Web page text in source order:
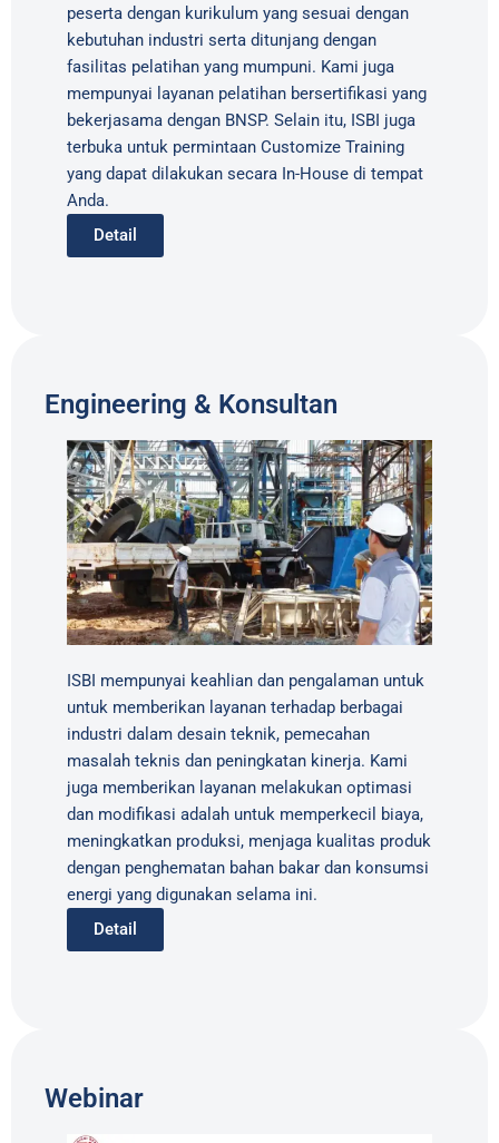
peserta dengan kurikulum yang sesuai dengan
kebutuhan industri serta ditunjang dengan
fasilitas pelatihan yang mumpuni. Kami juga
mempunyai layanan pelatihan bersertifikasi yang
bekerjasama dengan BNSP. Selain itu, ISBI juga
terbuka untuk permintaan Customize Training
yang dapat dilakukan secara In-House di tempat
Anda.
Detail
Engineering & Konsultan
ISBI mempunyai keahlian dan pengalaman untuk
untuk memberikan layanan terhadap berbagai
industri dalam desain teknik, pemecahan
masalah teknis dan peningkatan kinerja. Kami
juga memberikan layanan melakukan optimasi
dan modifikasi adalah untuk memperkecil biaya,
meningkatkan produksi, menjaga kualitas produk
dengan penghematan bahan bakar dan konsumsi
energi yang digunakan selama ini.
Detail
Webinar